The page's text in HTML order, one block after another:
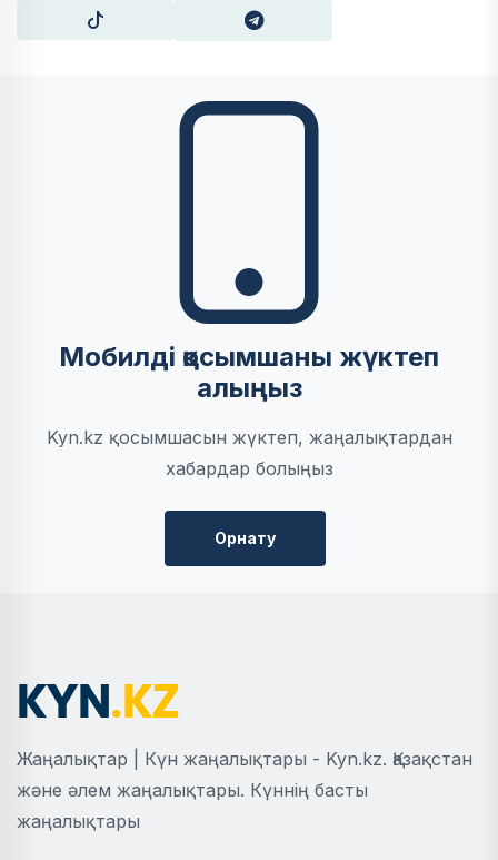
Мобилді қосымшаны жүктеп
алыңыз
Kyn.kz қосымшасын жүктеп, жаңалықтардан
хабардар болыңыз
Орнату
Жаңалықтар | Күн жаңалықтары - Kyn.kz. Қазақстан
және әлем жаңалықтары. Күннің басты
жаңалықтары